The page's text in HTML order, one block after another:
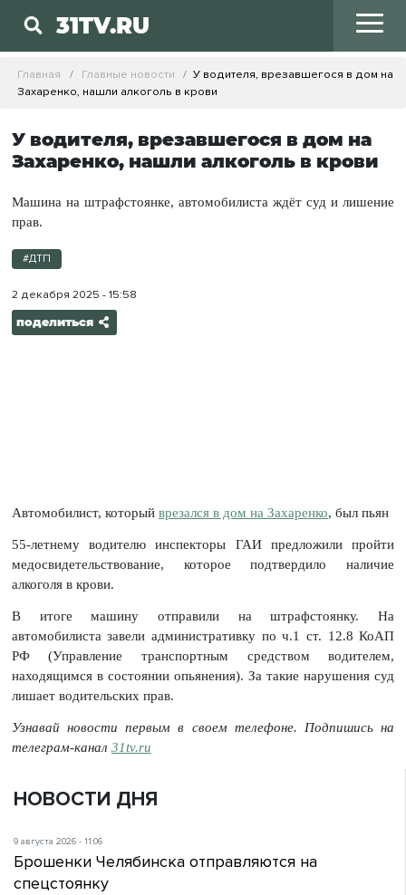
31TV.RU
Главная Главные новости
У водителя, врезавшегося в дом на
Захаренко, нашли алкоголь в крови
У водителя, врезавшегося в дом на
Захаренко, нашли алкоголь в крови
Машина на штрафстоянке, автомобилиста ждёт суд и лишение
прав.
#ДТП
2 декабря 2025 - 15:58
поделиться
Автомобилист, который врезался в дом на Захаренко, был пьян
55-летнему водителю инспекторы ГАИ предложили пройти
медосвидетельствование, которое подтвердило наличие
алкоголя в крови.
В итоге машину отправили на штрафстоянку. На
автомобилиста завели административку по ч.1 ст. 12.8 КоАП
РФ (Управление транспортным средством водителем,
находящимся в состоянии опьянения). За такие нарушения суд
лишает водительских прав.
Узнавай новости первым в своем телефоне. Подпишись на
телеграм-канал 31tv.ru
НОВОСТИ ДНЯ
9 августа 2026 - 11:06
Брошенки Челябинска отправляются на
спецстоянку